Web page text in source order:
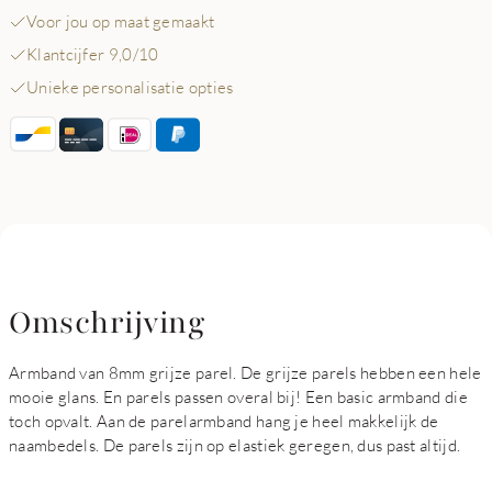
Voor jou op maat gemaakt
Klantcijfer 9,0/10
Unieke personalisatie opties
Omschrijving
Armband van 8mm grijze parel. De grijze parels hebben een hele
mooie glans. En parels passen overal bij! Een basic armband die
toch opvalt. Aan de parelarmband hang je heel makkelijk de
naambedels. De parels zijn op elastiek geregen, dus past altijd.